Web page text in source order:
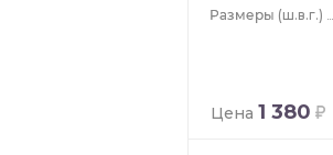
(ш.в.г.)
Цена 1 380